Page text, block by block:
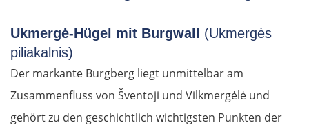
Ukmergė-Hügel mit Burgwall (Ukmergės
piliakalnis)
Der markante Burgberg liegt unmittelbar am
Zusammenfluss von Šventoji und Vilkmergėlė und
gehört zu den geschichtlich wichtigsten Punkten der